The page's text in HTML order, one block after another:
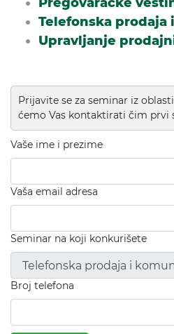
Telefonska prodaja
Upravljanje
Prijavite se za seminar iz
ćemo Vas kontaktirati čim prvi
Vaše ime i prezime
Vaša email adresa
Seminar na koji konkurišete
Broj telefona